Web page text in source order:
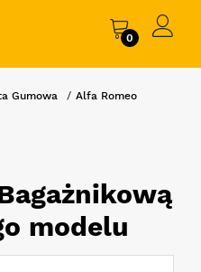
0
Gumowa
Alfa Romeo
modelu